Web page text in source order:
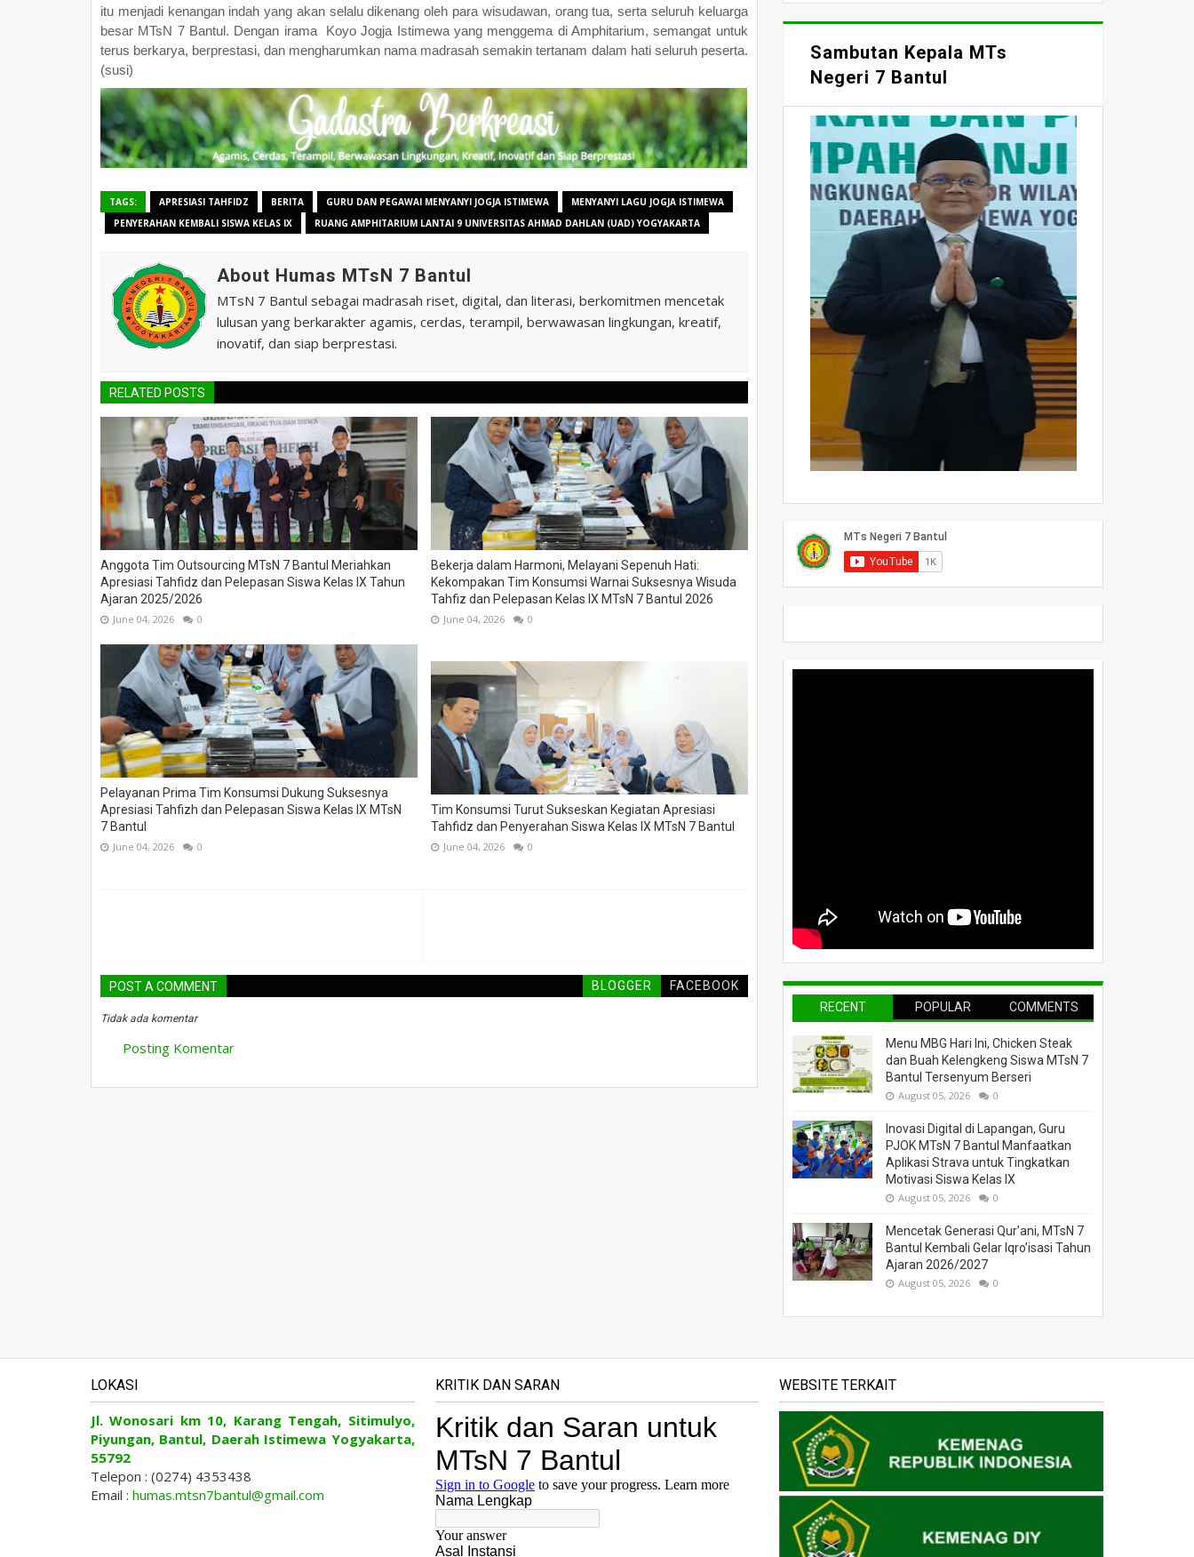
itu menjadi kenangan indah yang akan selalu dikenang oleh para wisudawan, orang tua, serta seluruh keluarga
besar MTsN 7 Bantul. Dengan irama Koyo Jogja Istimewa yang menggema di Amphitarium, semangat untuk
terus berkarya, berprestasi, dan mengharumkan nama madrasah semakin tertanam dalam hati seluruh peserta.
(susi)
TAGS: APRESIASI TAHFIDZ BERITA GURU DAN PEGAWAI MENYANYI JOGJA ISTIMEWA
MENYANYI LAGU JOGJA ISTIMEWA
PENYERAHAN KEMBALI SISWA KELAS IX
RUANG AMPHITARIUM LANTAI 9 UNIVERSITAS AHMAD DAHLAN (UAD) YOGYAKARTA
About Humas MTsN 7 Bantul
MTsN 7 Bantul sebagai madrasah riset, digital, dan literasi, berkomitmen mencetak
lulusan yang berkarakter agamis, cerdas, terampil, berwawasan lingkungan, kreatif,
inovatif, dan siap berprestasi.
RELATED POSTS
Anggota Tim Outsourcing MTsN 7 Bantul Meriahkan
Apresiasi Tahfidz dan Pelepasan Siswa Kelas IX Tahun
Ajaran 2025/2026
June 04, 2026 0
Bekerja dalam Harmoni, Melayani Sepenuh Hati:
Kekompakan Tim Konsumsi Warnai Suksesnya Wisuda
Tahfiz dan Pelepasan Kelas IX MTsN 7 Bantul 2026
June 04, 2026 0
Pelayanan Prima Tim Konsumsi Dukung Suksesnya
Apresiasi Tahfizh dan Pelepasan Siswa Kelas IX MTsN
7 Bantul
June 04, 2026 0
Tim Konsumsi Turut Sukseskan Kegiatan Apresiasi
Tahfidz dan Penyerahan Siswa Kelas IX MTsN 7 Bantul
June 04, 2026 0
POST A COMMENT BLOGGER FACEBOOK
Tidak ada komentar
Posting Komentar
Sambutan Kepala MTs
Negeri 7 Bantul
RECENT POPULAR COMMENTS
Menu MBG Hari Ini, Chicken Steak
dan Buah Kelengkeng Siswa MTsN 7
Bantul Tersenyum Berseri
August 05, 2026 0
Inovasi Digital di Lapangan, Guru
PJOK MTsN 7 Bantul Manfaatkan
Aplikasi Strava untuk Tingkatkan
Motivasi Siswa Kelas IX
August 05, 2026 0
Mencetak Generasi Qur’ani, MTsN 7
Bantul Kembali Gelar Iqro’isasi Tahun
Ajaran 2026/2027
August 05, 2026 0
LOKASI
Jl. Wonosari km 10, Karang Tengah, Sitimulyo,
Piyungan, Bantul, Daerah Istimewa Yogyakarta,
55792
Telepon : (0274) 4353438
Email : humas.mtsn7bantul@gmail.com
KRITIK DAN SARAN WEBSITE TERKAIT